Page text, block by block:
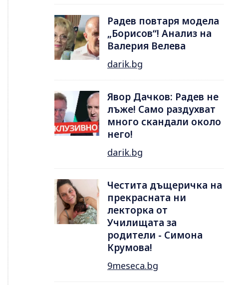
Радев повтаря модела
„Борисов“! Анализ на
Валерия Велева
darik.bg
Явор Дачков: Радев не
лъже! Само раздухват
много скандали около
него!
darik.bg
Честита дъщеричка на
прекрасната ни
лекторка от
Училищата за
родители - Симона
Крумова!
9meseca.bg